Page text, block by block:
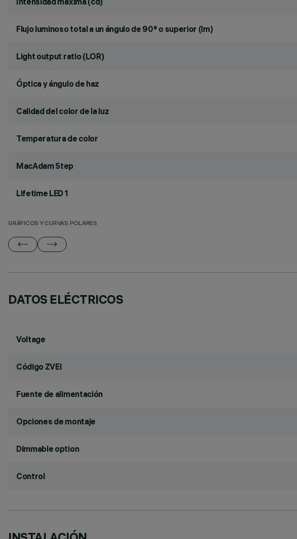
Flujo luminoso total a un ángulo de 90° o superior (lm)
Light output ratio (LOR)
Óptica y ángulo de haz
Calidad del color de la luz
Temperatura de color
MacAdam Step
Lifetime LED 1
GRÁFICOS Y CURVAS POLARES
DATOS ELÉCTRICOS
Voltage
Código ZVEI
Fuente de alimentación
Opciones de montaje
Dimmable option
Control